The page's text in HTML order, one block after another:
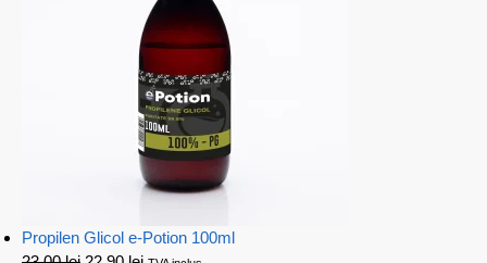
Propilen Glicol e-Potion 100ml